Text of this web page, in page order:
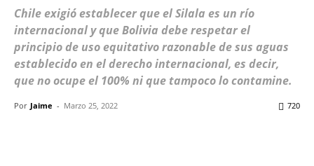
Chile exigió establecer que el Silala es un río
internacional y que Bolivia debe respetar el
principio de uso equitativo razonable de sus aguas
establecido en el derecho internacional, es decir,
que no ocupe el 100% ni que tampoco lo contamine.
Por Jaime - Marzo 25, 2022 720